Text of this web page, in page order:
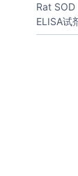
Rat
ELISA试